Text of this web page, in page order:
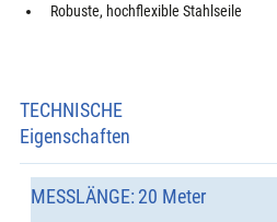
Robuste, hochflexible Stahlseile
TECHNISCHE
Eigenschaften
MESSLÄNGE: 20 Meter